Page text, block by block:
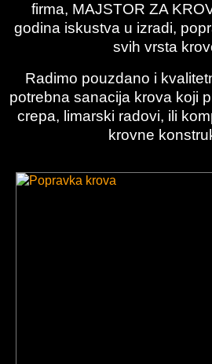
firma, MAJSTOR ZA
godina iskustva u izradi,
svih vrsta
Radimo pouzdano i
potrebna sanacija krova koji
crepa, limarski radovi, ili
krovne